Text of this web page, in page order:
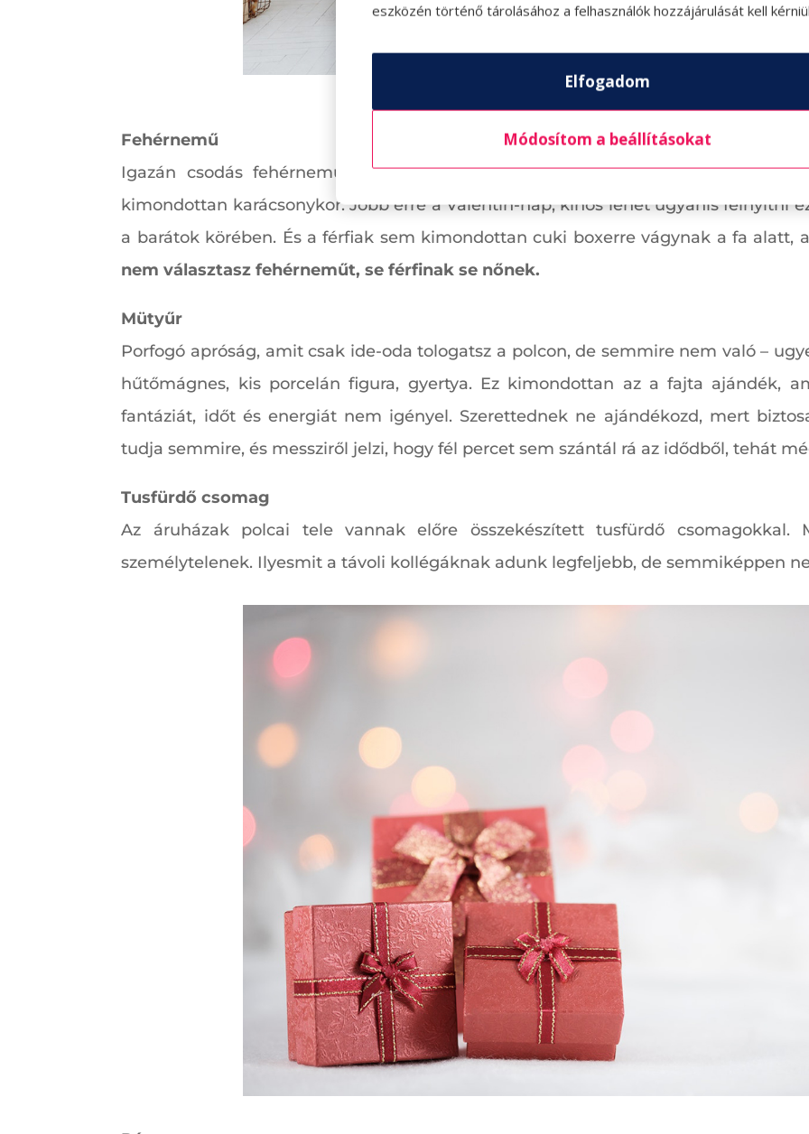
Fehérnemű
Igazán csodás fehérneműket lehet kapni az üzletekben, és a legtöbb nő
kimondottan karácsonykor. Jobb erre a Valentin-nap, kínos lehet ugyanis felnyitni
a barátok körében. És a férfiak sem kimondottan cuki boxerre vágynak a fa alatt,
nem választasz fehérneműt, se férfinak se nőnek.
Mütyűr
Porfogó apróság, amit csak ide-oda tologatsz a polcon, de semmire nem való –
hűtőmágnes, kis porcelán figura, gyertya. Ez kimondottan az a fajta ajándék,
fantáziát, időt és energiát nem igényel. Szerettednek ne ajándékozd, mert
tudja semmire, és messziről jelzi, hogy fél percet sem szántál rá az idődből, tehát
Tusfürdő csomag
Az áruházak polcai tele vannak előre összekészített tusfürdő csomagokkal.
személytelenek. Ilyesmit a távoli kollégáknak adunk legfeljebb, de semmiképpen
eszközén történő tárolásához a felhasználók hozzájárulását kell
Elfogadom
Módosítom a beállításokat